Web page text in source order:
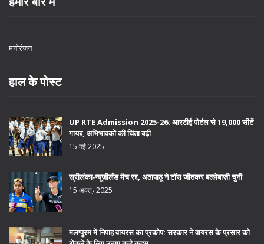
मनोरंजन
हाल के पोस्ट
UP RTE Admission 2025-26: आरटीई पोर्टल से 19,000 सीटें
गायब, अभिभावकों की चिंता बढ़ी
15 मई 2025
स्रीलंका‑न्यूज़ीलैंड मैच रद्द, अठापाठू ने टॉस जीतकर बल्लेबाज़ी चुनी
15 अक्तू॰ 2025
मलप्पुरम में निपाह वायरस का प्रकोप: सरकार ने वायरस के प्रसार को